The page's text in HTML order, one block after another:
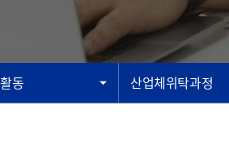
동 산업체위탁과정